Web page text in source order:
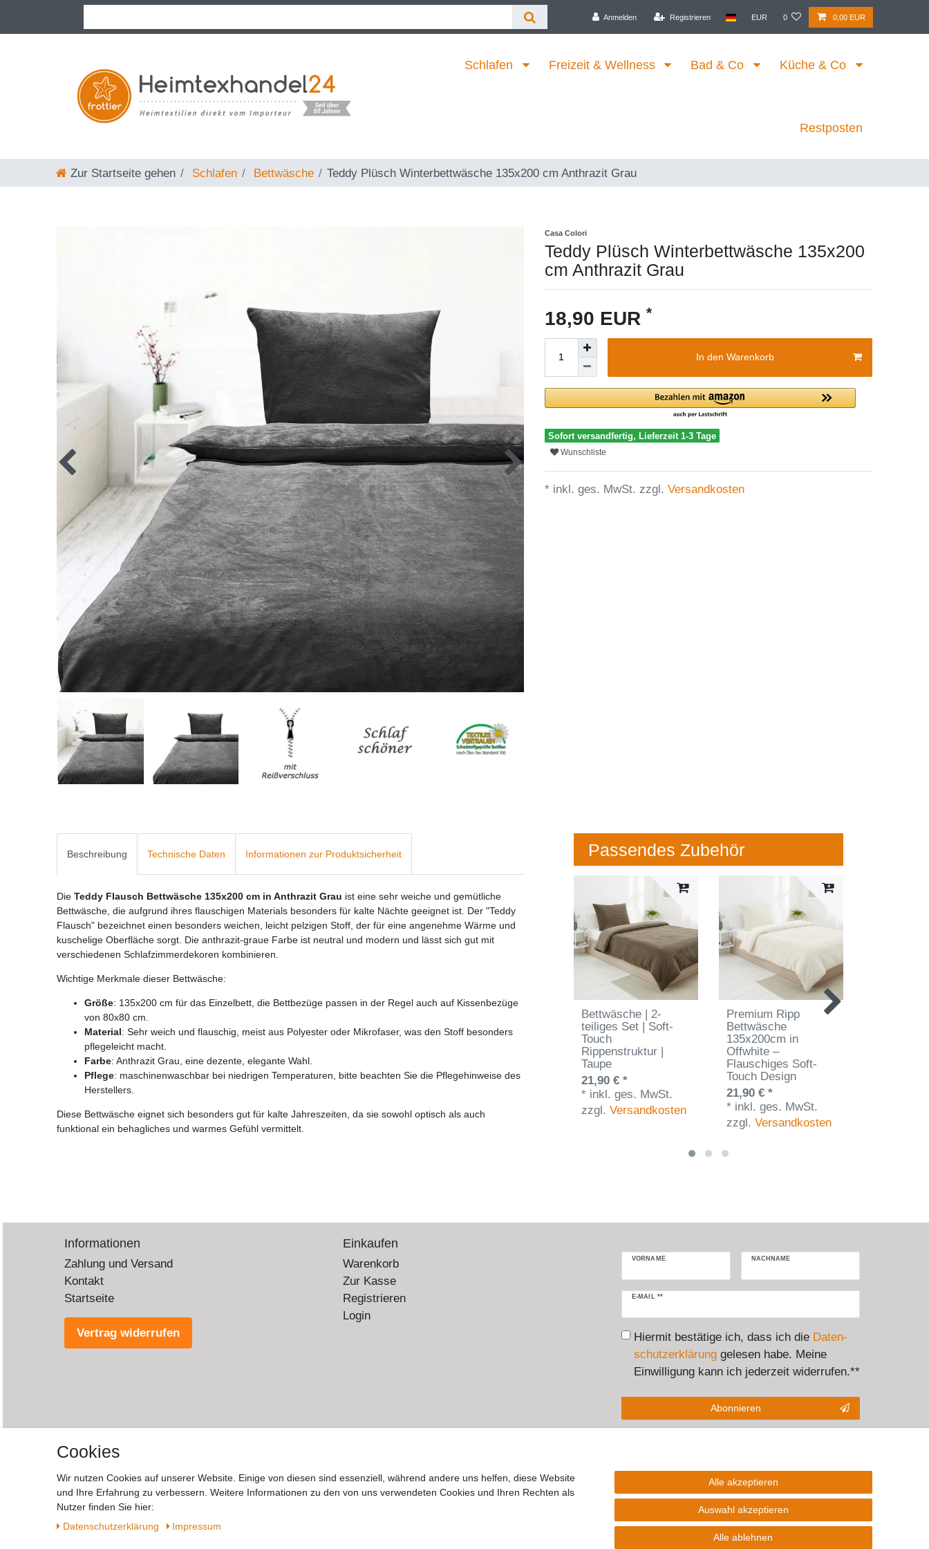
Anmelden Registrieren EUR 0 0,00 EUR
Schlafen Freizeit & Wellness Bad & Co Küche & Co
Restposten
Zur Startseite gehen Schlafen Bettwäsche Teddy Plüsch Winterbettwäsche 135x200 cm Anthrazit Grau
Casa Colori
Teddy Plüsch Winterbettwäsche 135x200
cm Anthrazit Grau
18,90 EUR *
In den Warenkorb
Sofort versandfertig, Lieferzeit 1-3 Tage
Wunschliste
* inkl. ges. MwSt. zzgl. Versandkosten
Beschreibung Technische Daten Informationen zur Produktsicherheit
DieTeddy Flausch Bettwäsche 135x200 cm in Anthrazit Grau ist eine sehr weiche und gemütliche
Bettwäsche, die aufgrund ihres flauschigen Materials besonders für kalte Nächte geeignet ist. Der "Teddy
Flausch" bezeichnet einen besonders weichen, leicht pelzigen Stoff, der für eine angenehme Wärme und
kuschelige Oberfläche sorgt. Die anthrazit-graue Farbe ist neutral und modern und lässt sich gut mit
verschiedenen Schlafzimmerdekoren kombinieren.
Wichtige Merkmale dieser Bettwäsche:
Größe: 135x200 cm für das Einzelbett, die Bettbezüge passen in der Regel auch auf Kissenbezüge
von 80x80 cm.
Material: Sehr weich und flauschig, meist aus Polyester oder Mikrofaser, was den Stoff besonders
pflegeleicht macht.
Farbe: Anthrazit Grau, eine dezente, elegante Wahl.
Pflege: maschinenwaschbar bei niedrigen Temperaturen, bitte beachten Sie die Pflegehinweise des
Herstellers.
Diese Bettwäsche eignet sich besonders gut für kalte Jahreszeiten, da sie sowohl optisch als auch
funktional ein behagliches und warmes Gefühl vermittelt.
Passendes Zubehör
Bettwäsche | 2-
teiliges Set | Soft-
Touch
Rippenstruktur |
Taupe
21,90 € *
* inkl. ges. MwSt.
zzgl. Versandkosten
Premium Ripp
Bettwäsche
135x200cm in
Offwhite –
Flauschiges Soft-
Touch Design
21,90 € *
* inkl. ges. MwSt.
zzgl. Versandkosten
Informationen
Zahlung und Versand
Kontakt
Startseite
Vertrag widerrufen
Einkaufen
Warenkorb
Zur Kasse
Registrieren
Login
VORNAME NACHNAME
E-MAIL **
Newsletter
Hiermit bestätige ich, dass ich die Daten­
schutz­erklärunggelesen habe. Meine
Einwilligung kann ich jederzeit widerrufen.**
Abonnieren
Widerrufs­recht Impressum Daten­schutz­erklärung AGB Kontakt
Cookies
Wir nutzen Cookies auf unserer Website. Einige von diesen sind essenziell, während andere uns helfen, diese Website
und Ihre Erfahrung zu verbessern. Weitere Informationen zu den von uns verwendeten Cookies und Ihren Rechten als
Nutzer finden Sie hier:
Daten­schutz­erklärung
Impressum
Alle akzeptieren
Auswahl akzeptieren
Alle ablehnen